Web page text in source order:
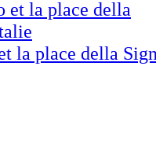
la place della